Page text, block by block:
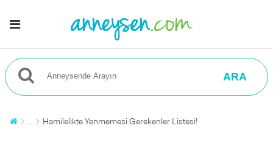
ARA
... Hamilelikte Yenmemesi Gerekenler Listesi!